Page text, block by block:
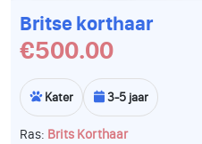
Britse korthaar
€500.00
Kater 3-5 jaar
Ras: Brits Korthaar